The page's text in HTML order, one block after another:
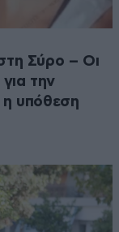
Σύρο – Οι
την
η υπόθεση